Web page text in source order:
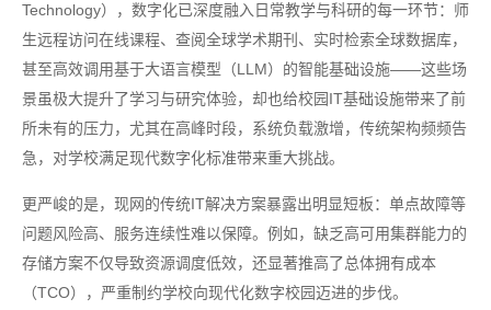
Technology），数字化已深度融入日常教学与科研的每一环节：师
生远程访问在线课程、查阅全球学术期刊、实时检索全球数据库，
甚至高效调用基于大语言模型（LLM）的智能基础设施——这些场
景虽极大提升了学习与研究体验，却也给校园IT基础设施带来了前
所未有的压力，尤其在高峰时段，系统负载激增，传统架构频频告
急，对学校满足现代数字化标准带来重大挑战。
更严峻的是，现网的传统IT解决方案暴露出明显短板：单点故障等
问题风险高、服务连续性难以保障。例如，缺乏高可用集群能力的
存储方案不仅导致资源调度低效，还显著推高了总体拥有成本
（TCO），严重制约学校向现代化数字校园迈进的步伐。